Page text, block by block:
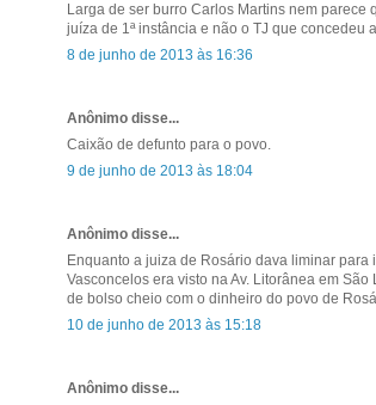
Larga de ser burro Carlos Martins nem parece
juíza de 1ª instância e não o TJ que concedeu
8 de junho de 2013 às 16:36
Anônimo disse...
Caixão de defunto para o povo.
9 de junho de 2013 às 18:04
Anônimo disse...
Enquanto a juiza de Rosário dava liminar para
Vasconcelos era visto na Av. Litorânea em
de bolso cheio com o dinheiro do povo de
10 de junho de 2013 às 15:18
Anônimo disse...